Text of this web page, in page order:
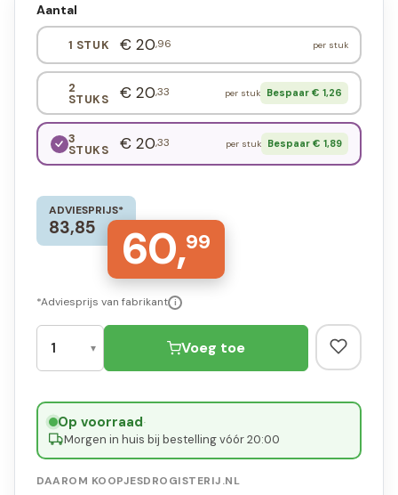
Aantal
1 STUK € 20,96 per stuk
2
STUKS € 20,33 per stuk Bespaar € 1,26
3
STUKS € 20,33 per stuk Bespaar € 1,89
ADVIESPRIJS*
83,85 60,99
*Adviesprijs van fabrikant i
Voeg toe
Op voorraad·
Morgen in huis bij bestelling vóór 20:00
DAAROM KOOPJESDROGISTERIJ.NL